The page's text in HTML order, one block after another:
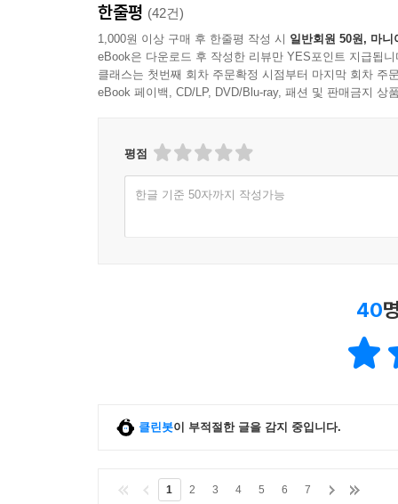
한줄평 (42건)
1,000원 이상 구매 후 한줄평 작성 시 일반회원 50원, 마니
eBook은 다운로드 후 작성한 리뷰만 YES포인트 지급됩니
클래스는 첫번째 회차 주문확정 시점부터 마지막 회차 주
eBook 페이백, CD/LP, DVD/Blu-ray, 패션 및 판매금지 상
평점
한글 기준 50자까지 작성가능
40
클린봇이 부적절한 글을 감지 중입니다.
1 2 3 4 5 6 7